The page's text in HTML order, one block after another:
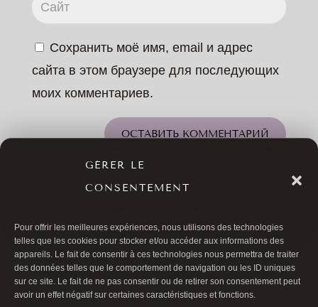
GÉRER LE
CONSENTEMENT
Pour offrir les meilleures expériences, nous utilisons des technologies
telles que les cookies pour stocker et/ou accéder aux informations des
appareils. Le fait de consentir à ces technologies nous permettra de traiter
des données telles que le comportement de navigation ou les ID uniques
sur ce site. Le fait de ne pas consentir ou de retirer son consentement peut
avoir un effet négatif sur certaines caractéristiques et fonctions.
Сохранить моё имя, email и адрес
сайта в этом браузере для последующих
моих комментариев.
ОСТАВИТЬ КОММЕНТАРИЙ
ВСЕ СТАТЬИ